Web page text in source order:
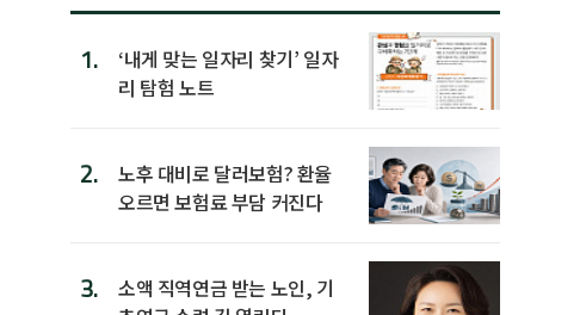
1.
‘내게 맞는 일자리 찾기’ 일자
리 탐험 노트
2.
노후 대비로 달러보험? 환율
오르면 보험료 부담 커진다
3.
소액 직역연금 받는 노인, 기